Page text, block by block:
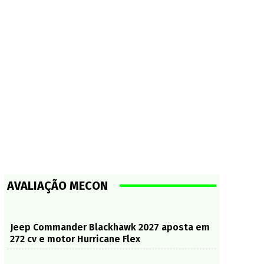
AVALIAÇÃO MECON
Jeep Commander Blackhawk 2027 aposta em
272 cv e motor Hurricane Flex